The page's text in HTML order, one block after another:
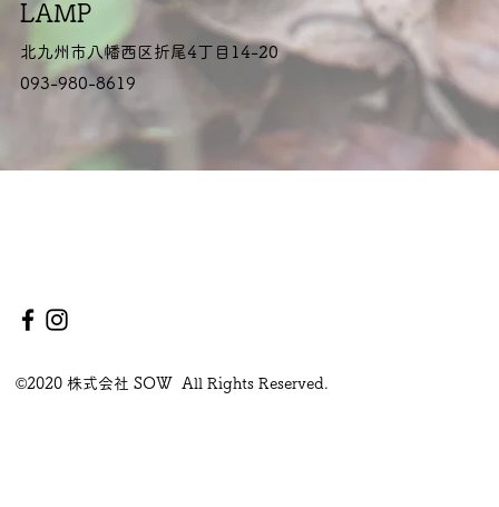
LAMP
北九州市八幡西区折尾4丁目14-20
093-980-8619
©2020 株式会社 SOW All Rights Reserved.